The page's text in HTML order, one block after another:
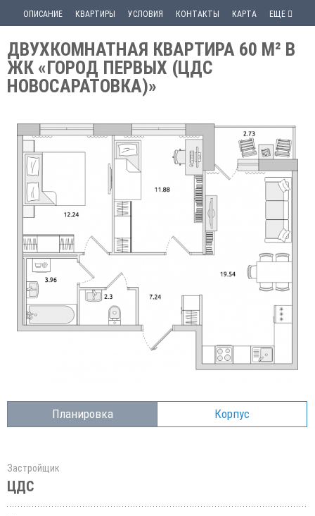
ОПИСАНИЕ КВАРТИРЫ УСЛОВИЯ КОНТАКТЫ КАРТА ЕЩЕ
ДВУХКОМНАТНАЯ КВАРТИРА 60 М² В
ЖК «ГОРОД ПЕРВЫХ (ЦДС
НОВОСАРАТОВКА)»
Планировка Корпус
Застройщик
ЦДС